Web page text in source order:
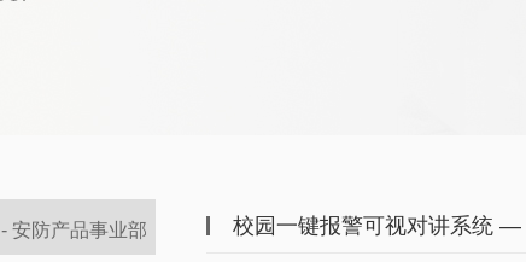
- 安防产品事业部 校园一键报警可视对讲系统 —